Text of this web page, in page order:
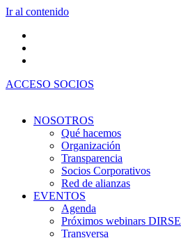
Ir al contenido
ACCESO SOCIOS
NOSOTROS
Qué hacemos
Organización
Transparencia
Socios Corporativos
Red de alianzas
EVENTOS
Agenda
Próximos webinars DIRSE
Transversa